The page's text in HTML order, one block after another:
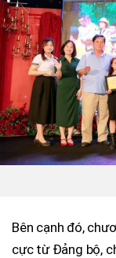
Bên cạnh đó,
cực từ Đảng bộ,